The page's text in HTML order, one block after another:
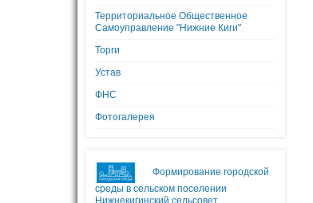
Территориальное Общественное
Самоуправление "Нижние Киги"
Торги
Устав
ФНС
Фотогалерея
Формирование городской
среды в сельском поселении
Нижнекигинский сельсовет